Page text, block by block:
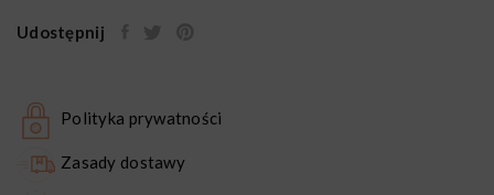
Udostępnij
Polityka prywatności
Zasady dostawy